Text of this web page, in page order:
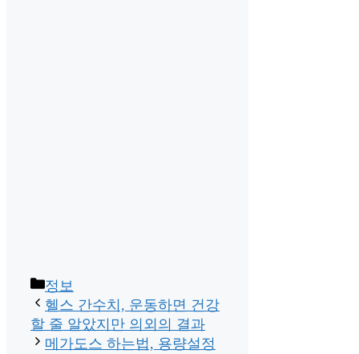
Categories
정보
헬스 간수치, 운동하면 건강
할 줄 알았지만 의외의 결과
메가도스 하는법, 용량설정